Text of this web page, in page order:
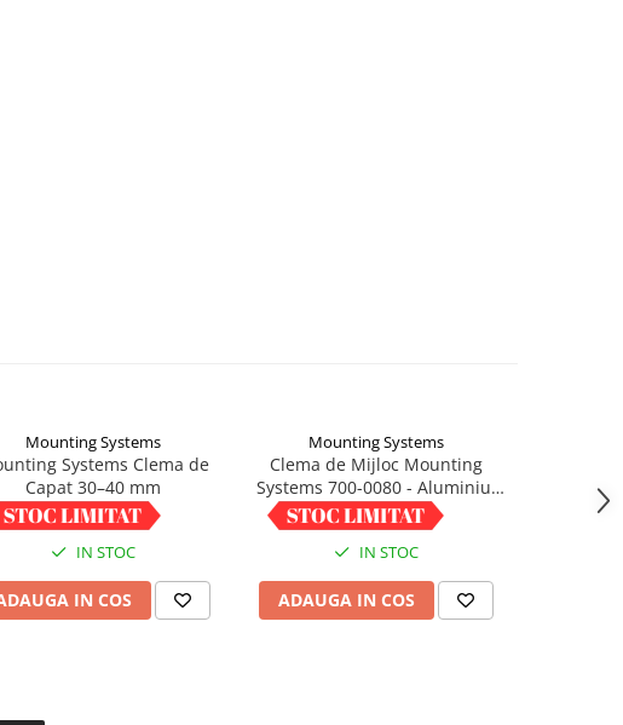
Mounting Systems
Systems Clema de
Capat 30–40 mm
6,01 RON
IN STOC
IN COS
Mounting Systems
Clema de Mijloc Mounting
Systems 700-0080 - Aluminiu,
Fixare Panouri Fotovoltaice
intre 30-40 mm
5,00 RON
IN STOC
ADAUGA IN COS